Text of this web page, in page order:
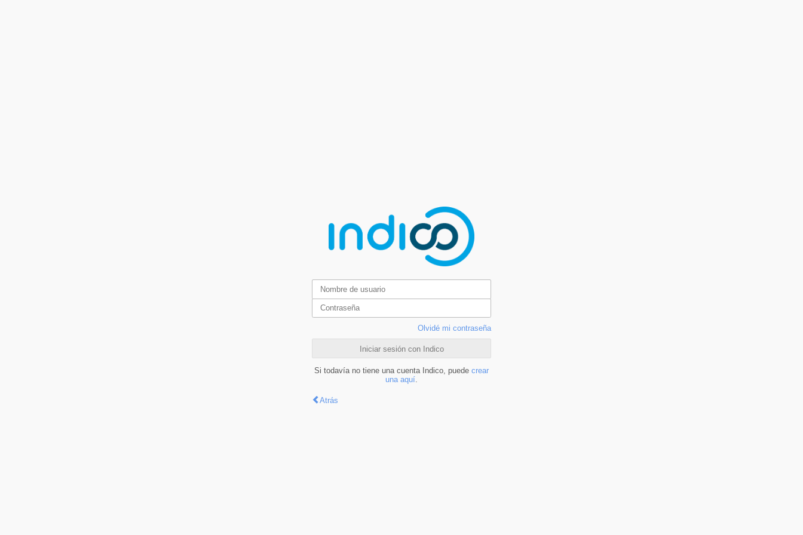
Olvidé mi contraseña
Iniciar sesión con Indico
Si todavía no tiene una cuenta Indico, puede crear
una aquí
Atrás